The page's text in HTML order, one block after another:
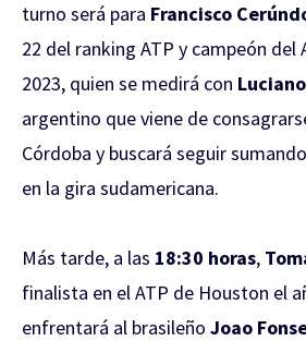
turno será para Francisco
22 del ranking ATP y campeón del
2023, quien se medirá con
argentino que viene de
Córdoba y buscará seguir
en la gira sudamericana.
Más tarde, a las 18:30 horas,
finalista en el ATP de Houston el
enfrentará al brasileño Joao